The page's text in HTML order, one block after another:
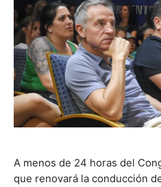
A menos de 24 horas del
que renovará la conducción